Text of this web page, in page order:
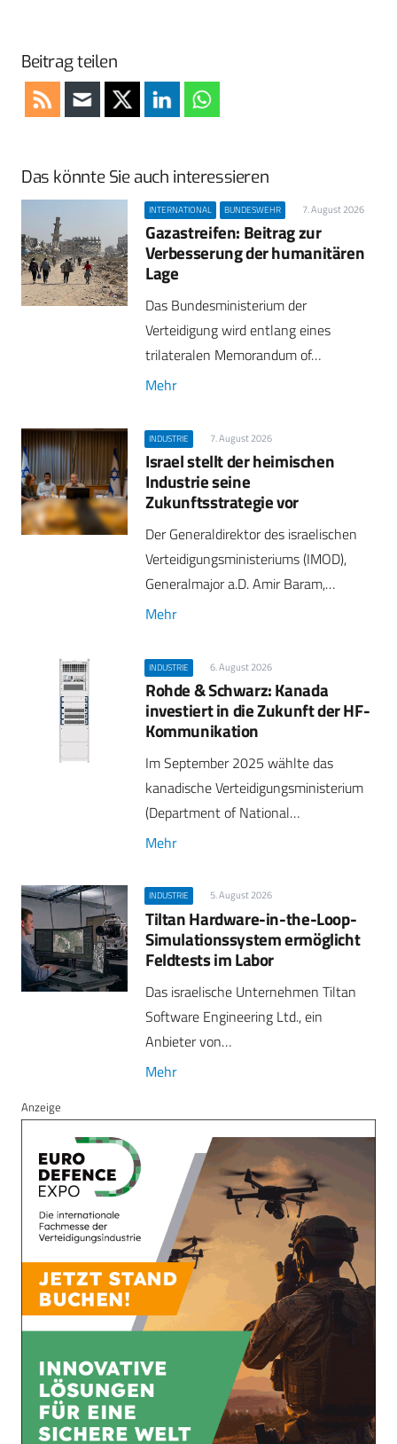
Beitrag teilen
Das könnte Sie auch interessieren
INTERNATIONAL BUNDESWEHR 7. August 2026
Gazastreifen: Beitrag zur
Verbesserung der humanitären
Lage
Das Bundesministerium der
Verteidigung wird entlang eines
trilateralen Memorandum of…
Mehr
INDUSTRIE 7. August 2026
Israel stellt der heimischen
Industrie seine
Zukunftsstrategie vor
Der Generaldirektor des israelischen
Verteidigungsministeriums (IMOD),
Generalmajor a.D. Amir Baram,…
Mehr
INDUSTRIE 6. August 2026
Rohde & Schwarz: Kanada
investiert in die Zukunft der HF-
Kommunikation
Im September 2025 wählte das
kanadische Verteidigungsministerium
(Department of National…
Mehr
INDUSTRIE 5. August 2026
Tiltan Hardware-in-the-Loop-
Simulationssystem ermöglicht
Feldtests im Labor
Das israelische Unternehmen Tiltan
Software Engineering Ltd., ein
Anbieter von…
Mehr
Anzeige